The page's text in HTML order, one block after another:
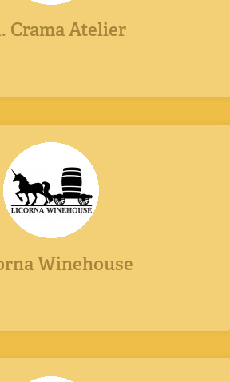
Crama Atelier
Winehouse